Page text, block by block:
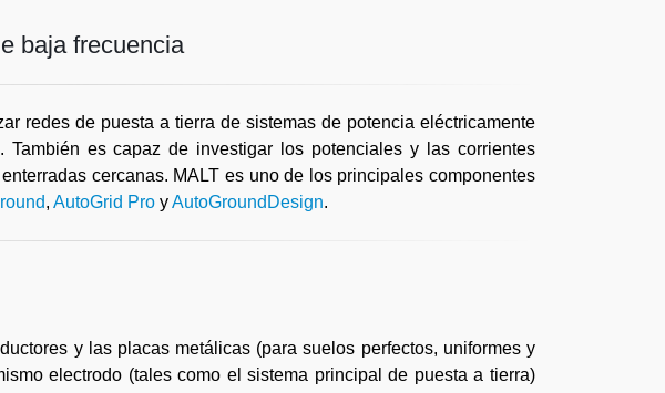
baja frecuencia
redes de puesta a tierra de sistemas de potencia eléctricamente
es capaz de investigar los potenciales y las corrientes
cercanas. MALT es uno de los principales componentes
, AutoGrid Pro yAutoGroundDesign.
y las placas metálicas (para suelos perfectos, uniformes y
electrodo (tales como el sistema principal de puesta a tierra)